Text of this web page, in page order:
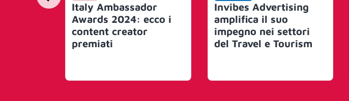
Italy Ambassador
Awards 2024: ecco i
content creator
premiati
Invibes Advertising
amplifica il suo
impegno nei settori
del Travel e Tourism